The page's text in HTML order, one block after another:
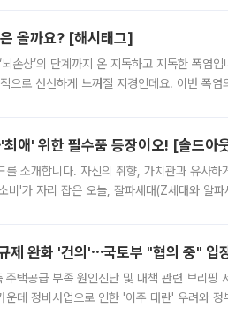
올까요? [해시태그]
손상’의 단계까지 온 지독하고 지독한 폭염
으로 선선하게 느껴질 지경인데요. 이번 폭염
애' 위한 필수품 등장이오! [솔드아
를 소개합니다. 자신의 취향, 가치관과 유사
'가 자리 잡은 오늘, 잘파세대(Z세대와 알파
제 완화 '건의'⋯국토부 "협의 중" 입
주택공급 부족 원인진단 및 대책 관련 브리핑
데 정비사업으로 인한 '이주 대란' 우려와